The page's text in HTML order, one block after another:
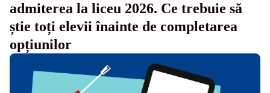
admiterea la liceu 2026. Ce trebuie să
știe toți elevii înainte de completarea
opțiunilor